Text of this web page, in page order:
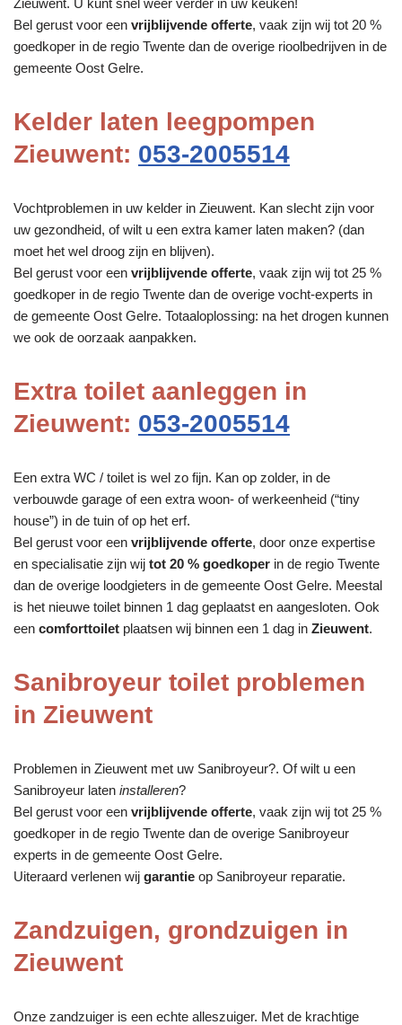
Bel gerust voor een vrijblijvende offerte, vaak zijn wij tot 20 %
goedkoper in de regio Twente dan de overige rioolbedrijven in de
gemeente Oost Gelre.
Kelder laten leegpompen
Zieuwent: 053-2005514
Vochtproblemen in uw kelder in Zieuwent. Kan slecht zijn voor
uw gezondheid, of wilt u een extra kamer laten maken? (dan
moet het wel droog zijn en blijven).
Bel gerust voor een vrijblijvende offerte, vaak zijn wij tot 25 %
goedkoper in de regio Twente dan de overige vocht-experts in
de gemeente Oost Gelre. Totaaloplossing: na het drogen kunnen
we ook de oorzaak aanpakken.
Extra toilet aanleggen in
Zieuwent: 053-2005514
Een extra WC / toilet is wel zo fijn. Kan op zolder, in de
verbouwde garage of een extra woon- of werkeenheid (“tiny
house”) in de tuin of op het erf.
Bel gerust voor een vrijblijvende offerte, door onze expertise
en specialisatie zijn wij tot 20 % goedkoper in de regio Twente
dan de overige loodgieters in de gemeente Oost Gelre. Meestal
is het nieuwe toilet binnen 1 dag geplaatst en aangesloten. Ook
een comforttoilet plaatsen wij binnen een 1 dag in Zieuwent.
Sanibroyeur toilet problemen
in Zieuwent
Problemen in Zieuwent met uw Sanibroyeur?. Of wilt u een
Sanibroyeur laten installeren?
Bel gerust voor een vrijblijvende offerte, vaak zijn wij tot 25 %
goedkoper in de regio Twente dan de overige Sanibroyeur
experts in de gemeente Oost Gelre.
Uiteraard verlenen wij garantie op Sanibroyeur reparatie.
Zandzuigen, grondzuigen in
Zieuwent
Onze zandzuiger is een echte alleszuiger. Met de krachtige